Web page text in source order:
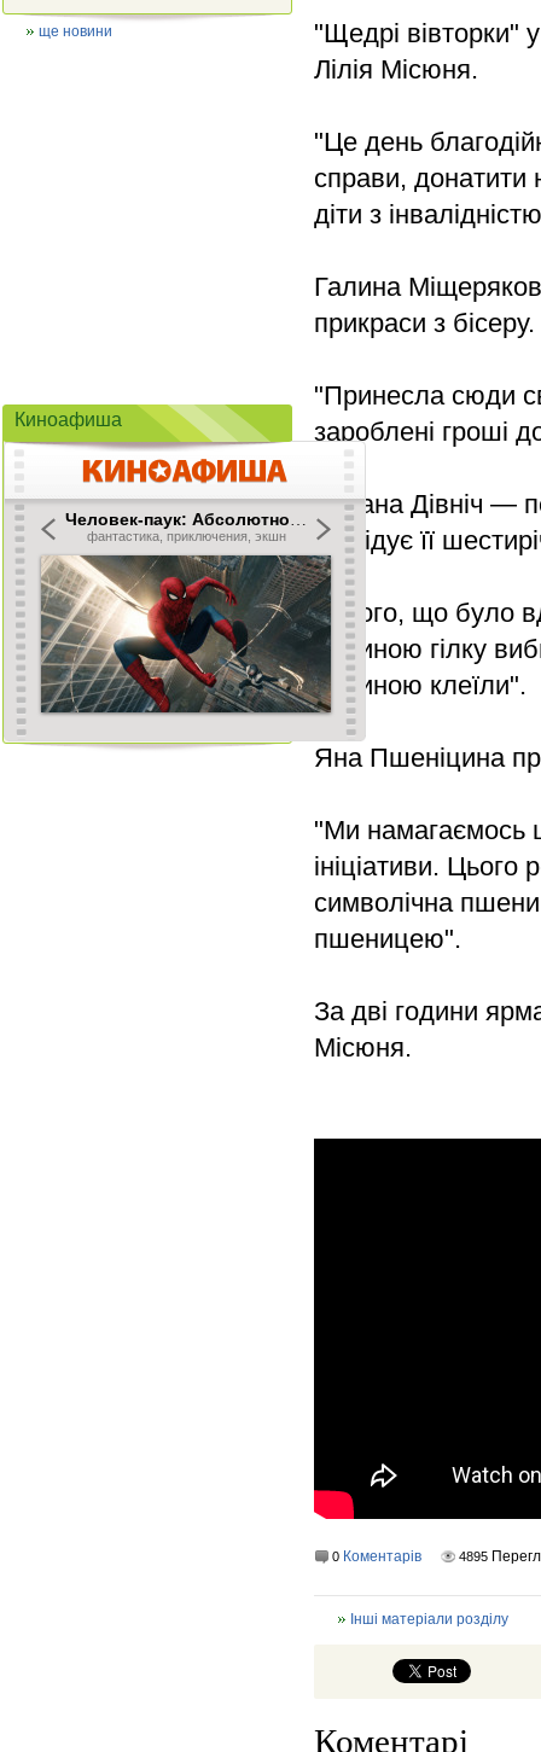
"Щедрі вівторки"
Лілія Місюня.
"Це день
справи, донатити
діти з
Галина
прикраси з бісеру.
"Принесла сюди
зароблені гроші
Оксана Дівніч —
відвідує її
"З того, що було
родиною гілку
родиною клеїли".
Яна Пшеніцина
"Ми намагаємось
ініціативи.
символічна
пшеницею".
За дві години
Місюня.
0 Коментарів 4895
Інші матеріали розділу
Коментарі
ще новини
Киноафиша